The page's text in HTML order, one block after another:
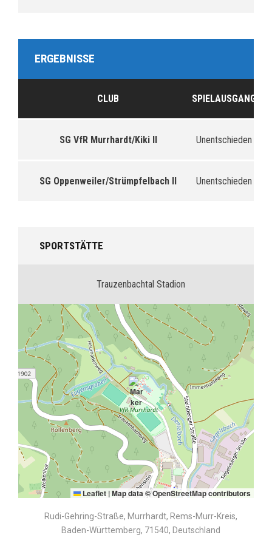
ERGEBNISSE
CLUB SPIELAUSGANG
SG VfR Murrhardt/Kiki II Unentschieden
SG Oppenweiler/Strümpfelbach II Unentschieden
SPORTSTÄTTE
Trauzenbachtal Stadion
Leaflet |Map data ©OpenStreetMapcontributors
Rudi-Gehring-Straße, Murrhardt, Rems-Murr-Kreis,
Baden-Württemberg, 71540, Deutschland